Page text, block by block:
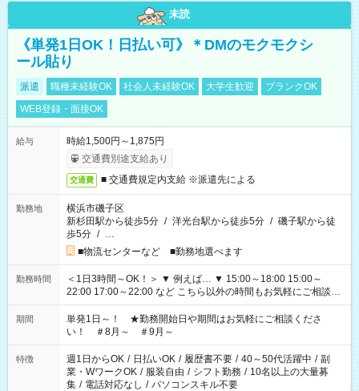
未読
《単発1日OK！日払い可》＊DMのモクモクシ
ール貼り
派遣 職種未経験OK 社会人未経験OK 大学生歓迎
ブランクOK
WEB登録・面接OK
給与
時給1,500円～1,875円
交通費別途支給あり
交通費 ■ 交通費規定内支給 ※派遣先による
勤務地
横浜市磯子区
新杉田駅から徒歩5分 / 洋光台駅から徒歩5分 / 磯子駅から徒
歩5分 / …
■物流センターなど ■勤務地選べます
勤務時間
＜1日3時間～OK！＞ ▼ 例えば… ▼ 15:00～18:00 15:00～
22:00 17:00～22:00 など こちら以外の時間もお気軽にご相談く
ださい！
期間
単発1日～！ ★勤務開始日や期間はお気軽にご相談くださ
い！ ＃8月～ ＃9月～
特徴 週1日からOK / 日払いOK / 履歴書不要 / 40～50代活躍中 / 副
業・WワークOK / 服装自由 / シフト勤務 / 10名以上の大量募
集 / 電話対応なし / パソコンスキル不要